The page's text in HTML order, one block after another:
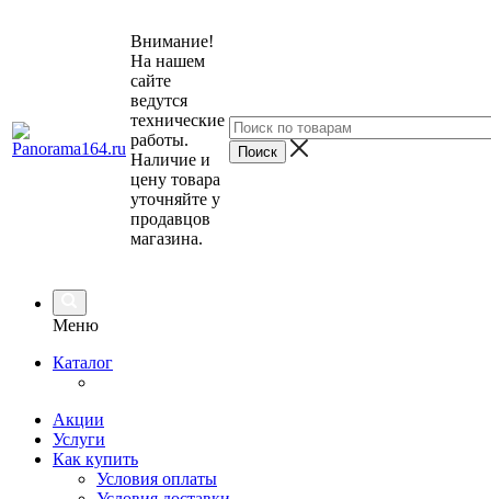
Внимание!
На нашем
сайте
ведутся
технические
работы.
Наличие и
цену товара
уточняйте у
продавцов
магазина.
Меню
Каталог
Акции
Услуги
Как купить
Условия оплаты